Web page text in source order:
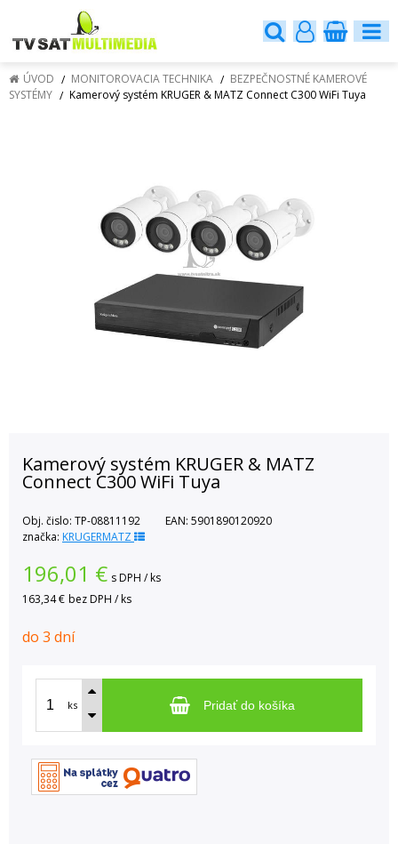
ÚVOD MONITOROVACIA TECHNIKA
BEZPEČNOSTNÉ KAMEROVÉ
SYSTÉMY
Kamerový systém KRUGER & MATZ Connect C300 WiFi Tuya
Kamerový systém KRUGER & MATZ
Connect C300 WiFi Tuya
Obj. čislo: TP-08811192 EAN: 5901890120920
značka: KRUGERMATZ
196,01 € s DPH / ks
163,34 € bez DPH / ks
do 3 dní
ks Pridať do košíka